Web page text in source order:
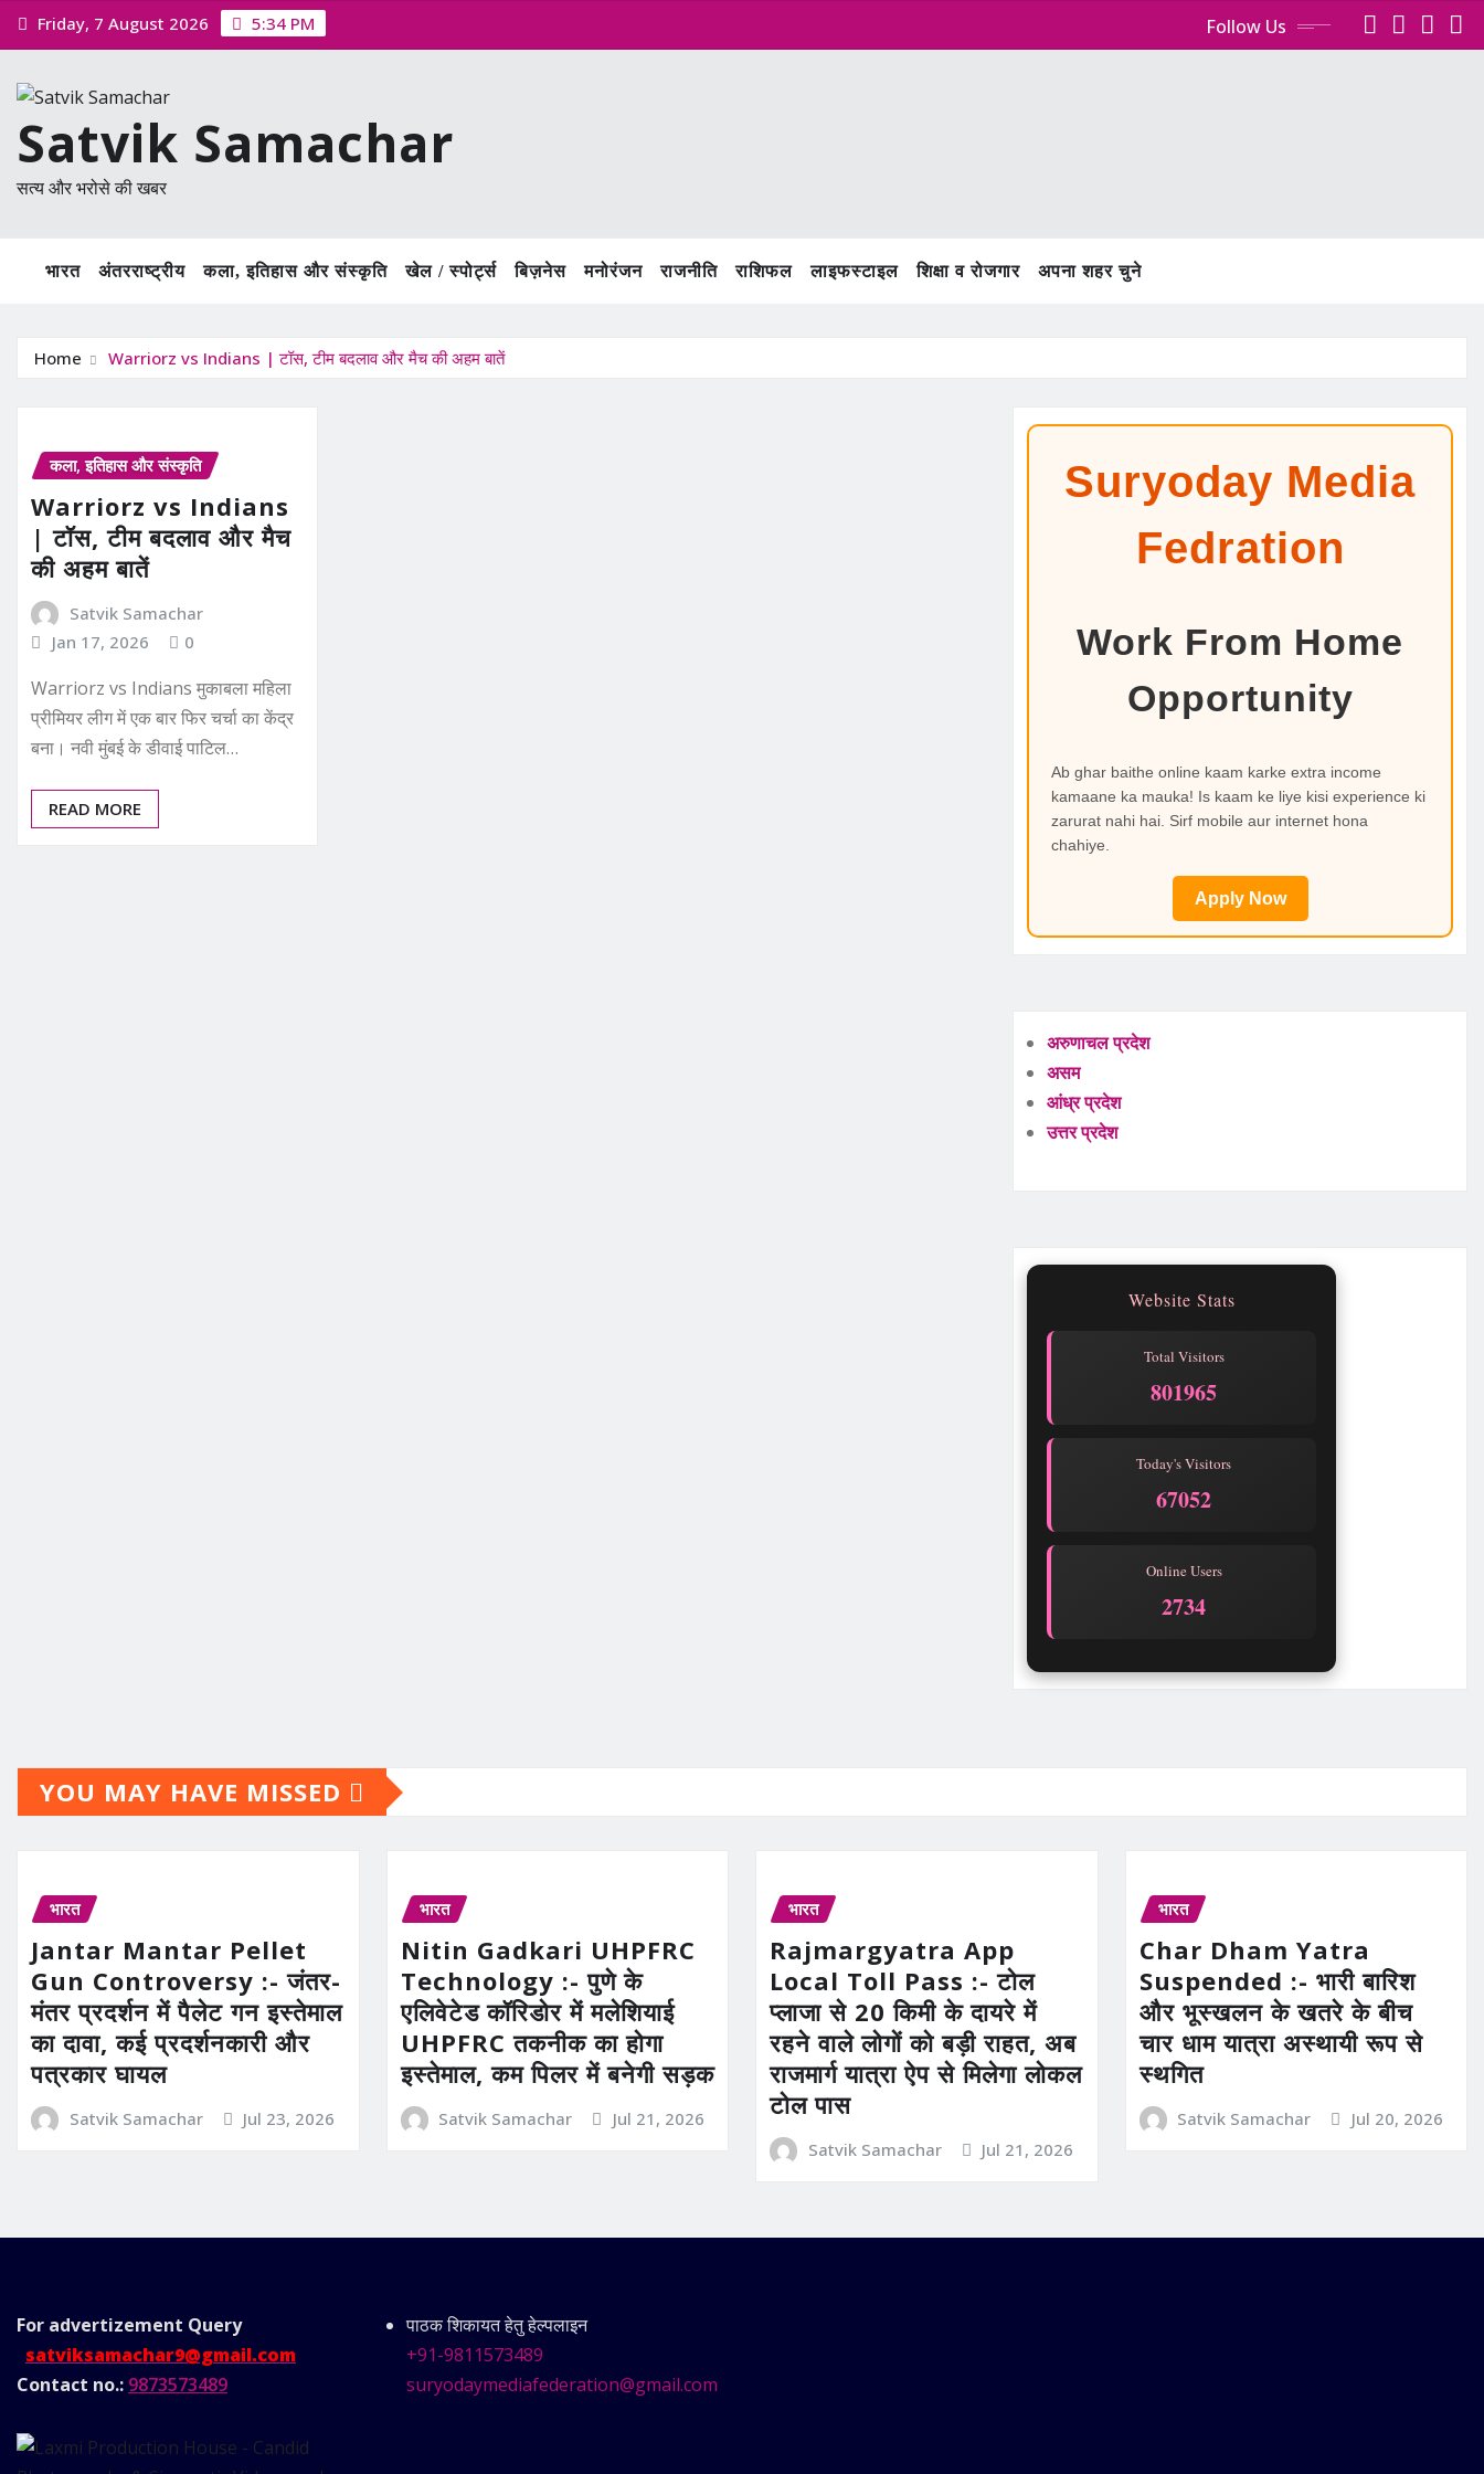
Skip Friday, 7 August 2026 5:34 PM Follow Us
Satvik Samachar
सत्य और भरोसे की खबर
भारत अंतरराष्ट्रीय कला, इतिहास और संस्कृति खेल / स्पोर्ट्स बिज़नेस मनोरंजन राजनीति राशिफल लाइफस्टाइल शिक्षा व रोजगार अपना शहर चुने
Home Warriorz vs Indians | टॉस, टीम बदलाव और मैच की अहम बातें
कला, इतिहास और संस्कृति
Warriorz vs Indians
| टॉस, टीम बदलाव और मैच
की अहम बातें
Satvik Samachar
Jan 17, 2026
0
Warriorz vs Indians मुकाबला महिला
प्रीमियर लीग में एक बार फिर चर्चा का केंद्र
बना। नवी मुंबई के डीवाई पाटिल…
READ MORE
Suryoday Media
Fedration
Work From Home
Opportunity
Ab ghar baithe online kaam karke extra income
kamaane ka mauka! Is kaam ke liye kisi experience ki
zarurat nahi hai. Sirf mobile aur internet hona
chahiye.
Apply Now
अरुणाचल प्रदेश
असम
आंध्र प्रदेश
उत्तर प्रदेश
Website Stats
Total Visitors
801965
Today's Visitors
67052
Online Users
2734
YOU MAY HAVE MISSED
भारत
Jantar Mantar Pellet
Gun Controversy :- जंतर-
मंतर प्रदर्शन में पैलेट गन इस्तेमाल
का दावा, कई प्रदर्शनकारी और
पत्रकार घायल
Satvik Samachar Jul 23, 2026
भारत
Nitin Gadkari UHPFRC
Technology :- पुणे के
एलिवेटेड कॉरिडोर में मलेशियाई
UHPFRC तकनीक का होगा
इस्तेमाल, कम पिलर में बनेगी सड़क
Satvik Samachar Jul 21, 2026
भारत
Rajmargyatra App
Local Toll Pass :- टोल
प्लाजा से 20 किमी के दायरे में
रहने वाले लोगों को बड़ी राहत, अब
राजमार्ग यात्रा ऐप से मिलेगा लोकल
टोल पास
Satvik Samachar Jul 21, 2026
भारत
Char Dham Yatra
Suspended :- भारी बारिश
और भूस्खलन के खतरे के बीच
चार धाम यात्रा अस्थायी रूप से
स्थगित
Satvik Samachar Jul 20, 2026
For advertizement Query
satviksamachar9@gmail.com
Contact no.: 9873573489
पाठक शिकायत हेतु हेल्पलाइन
+91-9811573489
suryodaymediafederation@gmail.com